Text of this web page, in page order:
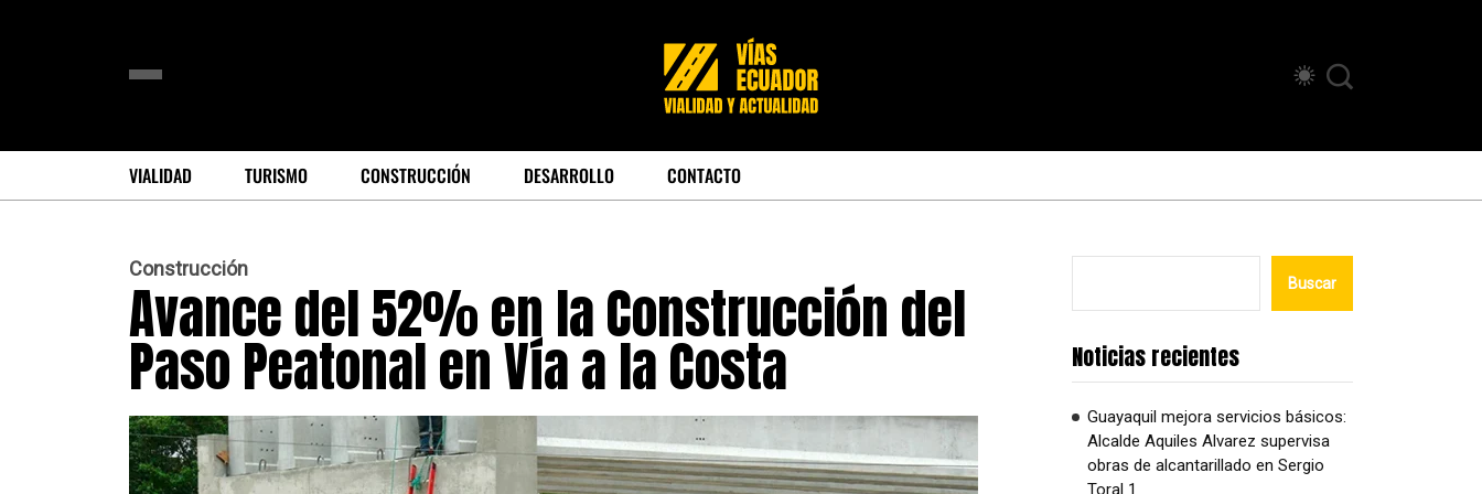
VIALIDAD TURISMO CONSTRUCCIÓN DESARROLLO CONTACTO
Construcción
Avance del 52% en la Construcción del
Paso Peatonal en Vía a la Costa
Buscar
Noticias recientes
Guayaquil mejora servicios básicos:
Alcalde Aquiles Alvarez supervisa
obras de alcantarillado en Sergio
Toral 1